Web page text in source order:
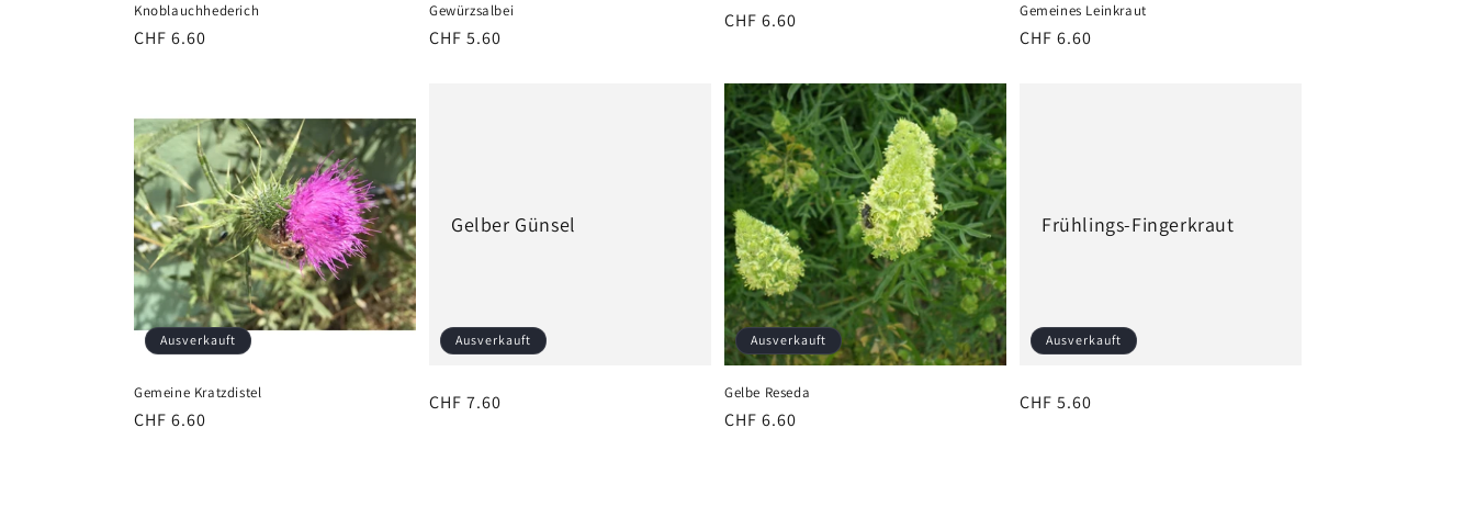
Knoblauchhederich
Normaler
CHF 6.60
Gewürzsalbei
Normaler
CHF 5.60
Normaler
CHF 6.60 Gemeines Leinkraut
Normaler
CHF 6.60
Ausverkauft
Gemeine Kratzdistel
Normaler
CHF 6.60
Gelber Günsel
Ausverkauft
Normaler
CHF 7.60
Ausverkauft
Gelbe Reseda
Normaler
CHF 6.60
Frühlings-Fingerkraut
Ausverkauft
Normaler
CHF 5.60